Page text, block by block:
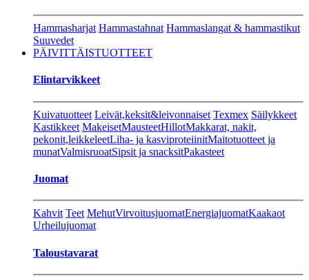
Hammasharjat Hammastahnat Hammaslangat & hammastikut
Suuvedet
PÄIVITTÄISTUOTTEET
Elintarvikkeet
Kuivatuotteet Leivät,keksit&leivonnaiset Texmex Säilykkeet
Kastikkeet MakeisetMausteetHillotMakkarat, nakit,
pekonit,leikkeleetLiha- ja kasviproteiinitMaitotuotteet ja
munatValmisruoatSipsit ja snacksitPakasteet
Juomat
Kahvit Teet MehutVirvoitusjuomatEnergiajuomatKaakaot
Urheilujuomat
Taloustavarat